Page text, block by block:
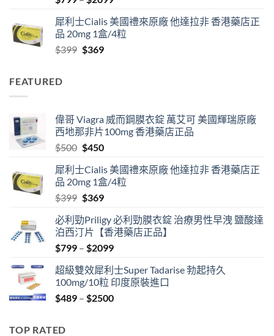
$799
through
犀利士Cialis 美國禮來原廠 他達拉非 香港藥店正
品 20mg 1盒/4粒
$399 Original
$369Current
FEATURED
偉哥 Viagra 威而鋼膜衣錠 萬艾可 美國輝瑞原廠
西地那非片100mg 香港藥店正品
$500 Original
was:
$500.
$450Current
is:
$450.
犀利士Cialis 美國禮來原廠 他達拉非 香港藥店正
品 20mg 1盒/4粒
$399 Original
was:
$399.
$369Current
is:
$369.
必利勁Priligy 必利勁膜衣錠 治療男性早洩 鹽酸達
泊西汀片【香港藥店正品】
$799 – $2099Price
$799
through
$2099
超級雙效犀利士Super Tadarise 勃起持久
100mg/10粒 印度原裝進口
$489 – $2500Price
TOP RATED